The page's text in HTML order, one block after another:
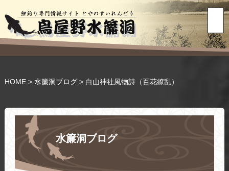
HOME> 水簾洞ブログ> 白山神社風物詩（百花繚乱）
水簾洞ブログ